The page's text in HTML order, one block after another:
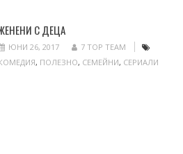
С ДЕЦА
ЮНИ 26, 2017
7 TOP TEAM
, ПОЛЕЗНО, СЕМЕЙНИ, СЕРИАЛИ